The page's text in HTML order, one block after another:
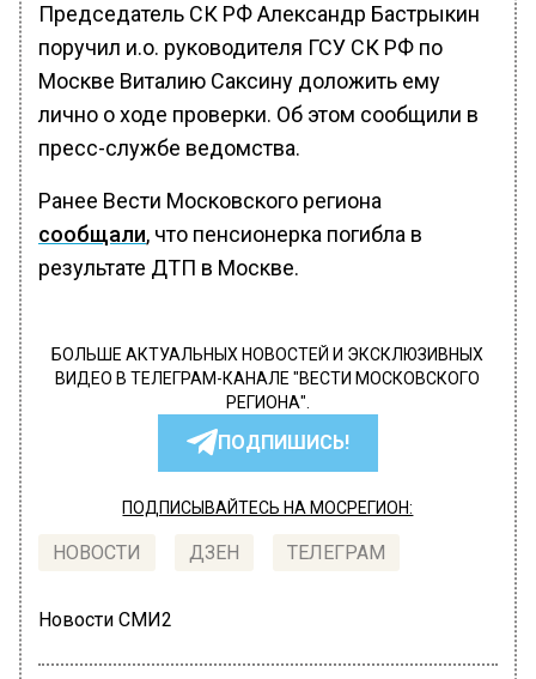
Председатель СК РФ Александр Бастрыкин
поручил и.о. руководителя ГСУ СК РФ по
Москве Виталию Саксину доложить ему
лично о ходе проверки. Об этом сообщили в
пресс-службе ведомства.
Ранее Вести Московского региона
сообщали, что пенсионерка погибла в
результате ДТП в Москве.
БОЛЬШЕ АКТУАЛЬНЫХ НОВОСТЕЙ И ЭКСКЛЮЗИВНЫХ
ВИДЕО В ТЕЛЕГРАМ-КАНАЛЕ "ВЕСТИ МОСКОВСКОГО
РЕГИОНА".
ПОДПИШИСЬ!
ПОДПИСЫВАЙТЕСЬ НА МОСРЕГИОН:
НОВОСТИ ДЗЕН ТЕЛЕГРАМ
Новости СМИ2